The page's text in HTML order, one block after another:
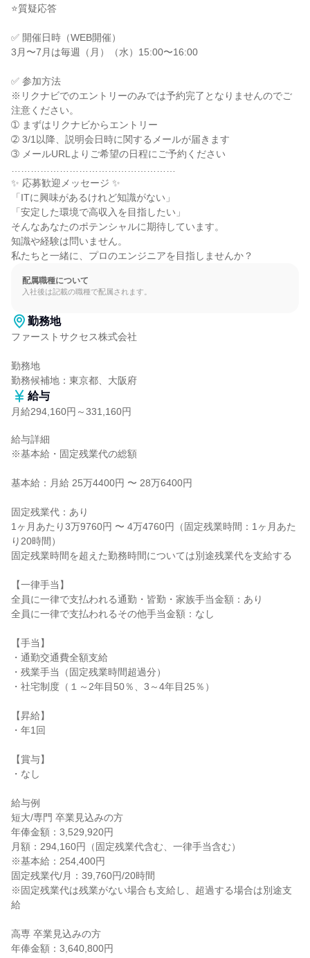
⭐質疑応答
✅ 開催日時（WEB開催）
3月〜7月は毎週（月）（水）15:00〜16:00
✅ 参加方法
※リクナビでのエントリーのみでは予約完了となりませんのでご
注意ください。
➀ まずはリクナビからエントリー
➁ 3/1以降、説明会日時に関するメールが届きます
➂ メールURLよりご希望の日程にご予約ください
✨ 応募歓迎メッセージ ✨
「ITに興味があるけれど知識がない」
「安定した環境で高収入を目指したい」
そんなあなたのポテンシャルに期待しています。
知識や経験は問いません。
私たちと一緒に、プロのエンジニアを目指しませんか？
配属職種について
入社後は記載の職種で配属されます。
勤務地
ファーストサクセス株式会社
勤務地
勤務候補地：東京都、大阪府
給与
月給294,160円～331,160円
給与詳細
※基本給・固定残業代の総額
基本給：月給 25万4400円 〜 28万6400円
固定残業代：あり
1ヶ月あたり3万9760円 〜 4万4760円（固定残業時間：1ヶ月あた
り20時間）
固定残業時間を超えた勤務時間については別途残業代を支給する
【一律手当】
全員に一律で支払われる通勤・皆勤・家族手当金額：あり
全員に一律で支払われるその他手当金額：なし
【手当】
・通勤交通費全額支給
・残業手当（固定残業時間超過分）
・社宅制度（１～2年目50％、3～4年目25％）
【昇給】
・年1回
【賞与】
・なし
給与例
短大/専門 卒業見込みの方
年俸金額：3,529,920円
月額：294,160円（固定残業代含む、一律手当含む）
※基本給：254,400円
固定残業代/月：39,760円/20時間
※固定残業代は残業がない場合も支給し、超過する場合は別途支
給
高専 卒業見込みの方
年俸金額：3,640,800円